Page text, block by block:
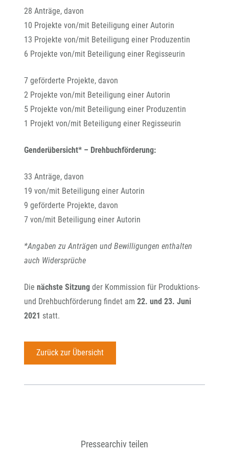
28 Anträge, davon
10 Projekte von/mit Beteiligung einer Autorin
13 Projekte von/mit Beteiligung einer Produzentin
6 Projekte von/mit Beteiligung einer Regisseurin
7 geförderte Projekte, davon
2 Projekte von/mit Beteiligung einer Autorin
5 Projekte von/mit Beteiligung einer Produzentin
1 Projekt von/mit Beteiligung einer Regisseurin
Genderübersicht* – Drehbuchförderung:
33 Anträge, davon
19 von/mit Beteiligung einer Autorin
9 geförderte Projekte, davon
7 von/mit Beteiligung einer Autorin
*Angaben zu Anträgen und Bewilligungen enthalten
auch Widersprüche
Die nächste Sitzung der Kommission für Produktions-
und Drehbuchförderung findet am 22. und 23. Juni
2021 statt.
Zurück zur Übersicht
Pressearchiv teilen